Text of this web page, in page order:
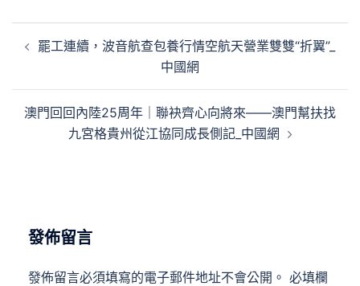
章 罷工連續，波音航查包養行情空航天營業雙雙“折翼”_
中國網
澳門回回內陸25周年｜聯袂齊心向將來——澳門幫扶找
九宮格貴州從江協同成長側記_中國網
發佈留言
發佈留言必須填寫的電子郵件地址不會公開。 必填欄